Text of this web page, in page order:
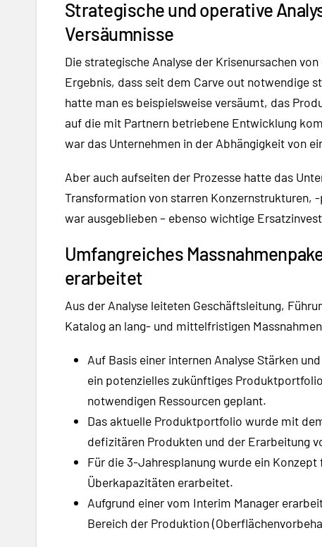
Strategische und operative
Versäumnisse
Die strategische Analyse der Krisenursachen
Ergebnis, dass seit dem Carve out notwendige
hatte man es beispielsweise versäumt, das
auf die mit Partnern betriebene Entwicklung
war das Unternehmen in der Abhängigkeit von
Aber auch aufseiten der Prozesse hatte das
Transformation von starren Konzernstrukturen,
war ausgeblieben – ebenso wichtige
Umfangreiches
erarbeitet
Aus der Analyse leiteten Geschäftsleitung,
Katalog an lang- und mittelfristigen
Auf Basis einer internen Analyse Stärken
ein potenzielles zukünftiges
notwendigen Ressourcen geplant.
Das aktuelle Produktportfolio wurde mit
defizitären Produkten und der Erarbeitung
Für die 3-Jahresplanung wurde ein
Überkapazitäten erarbeitet.
Aufgrund einer vom Interim Manager
Bereich der Produktion